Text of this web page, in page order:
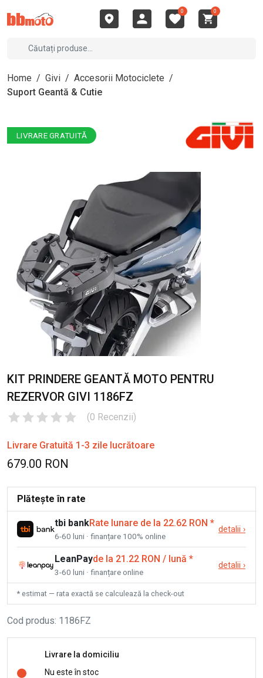
0 0
Home / Givi / Accesorii Motociclete /
Suport Geantă & Cutie
LIVRARE GRATUITĂ
KIT PRINDERE GEANTĂ MOTO PENTRU
REZERVOR GIVI 1186FZ
(0 Recenzii)
Livrare Gratuită 1-3 zile lucrătoare
679.00 RON
Plătește în rate
tbi bankRate lunare de la 22.62 RON *
6-60 luni · finanțare 100% online
detalii ›
LeanPayde la 21.22 RON / lună *
3-60 luni · finanțare online
detalii ›
* estimat — rata exactă se calculează la check-out
Cod produs: 1186FZ
Livrare la domiciliu
Nu este în stoc